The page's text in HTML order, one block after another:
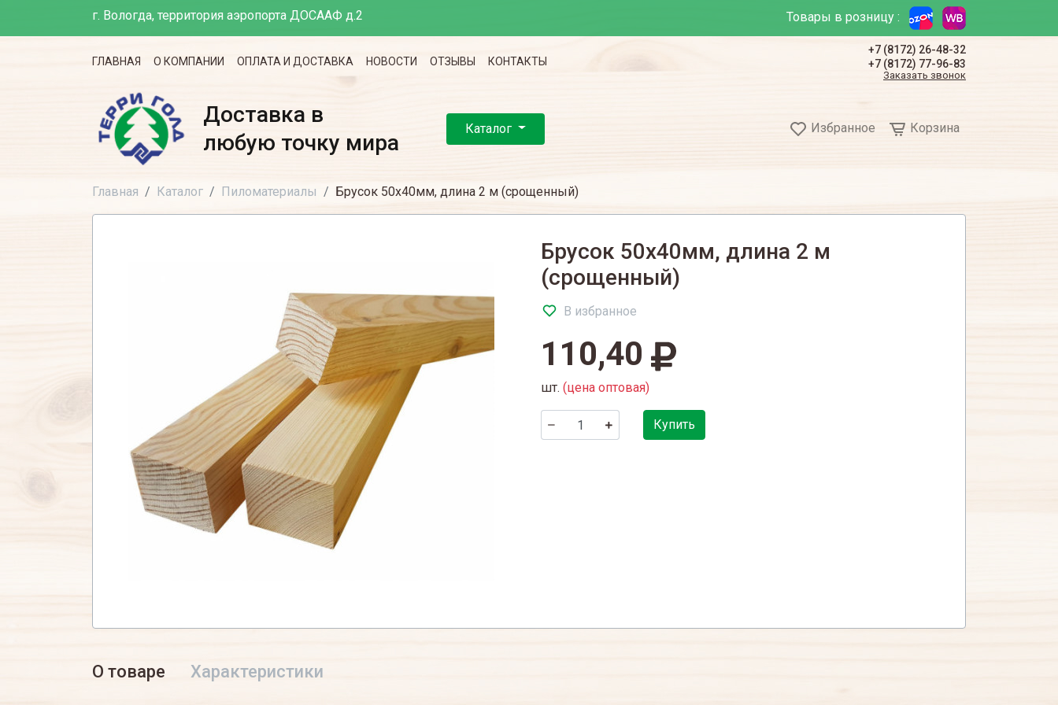
г. Вологда, территория аэропорта ДОСААФ д.2 Товары в розницу :
ГЛАВНАЯ О КОМПАНИИ ОПЛАТА И ДОСТАВКА НОВОСТИ ОТЗЫВЫ КОНТАКТЫ
+7 (8172) 26-48-32
+7 (8172) 77-96-83
Заказать звонок
Доставка в
любую точку мира
Избранное Корзина
Каталог
Главная Каталог Пиломатериалы Брусок 50х40мм, длина 2 м (срощенный)
Брусок 50х40мм, длина 2 м
(срощенный)
В избранное
110,40
шт. (цена оптовая)
Купить
О товаре Характеристики